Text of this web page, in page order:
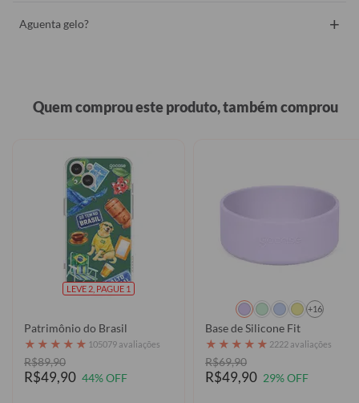
Aguenta gelo? +
Quem comprou este produto, também comprou
LEVE 2, PAGUE 1
Patrimônio do Brasil
★ ★ ★ ★ ★ 105079 avaliações
R$89,90
R$49,90 44% OFF
+16
Base de Silicone Fit
★ ★ ★ ★ ★ 2222 avaliações
R$69,90
R$49,90 29% OFF